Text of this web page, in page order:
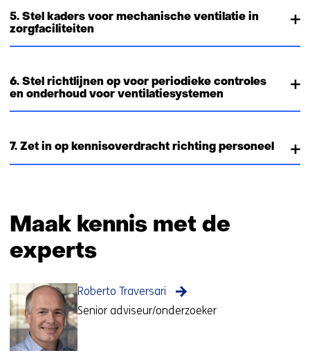
5. Stel kaders voor mechanische ventilatie in
zorgfaciliteiten
6. Stel richtlijnen op voor periodieke controles
en onderhoud voor ventilatiesystemen
7. Zet in op kennisoverdracht richting personeel
Maak kennis met de
experts
Roberto Traversari
Senior adviseur/onderzoeker